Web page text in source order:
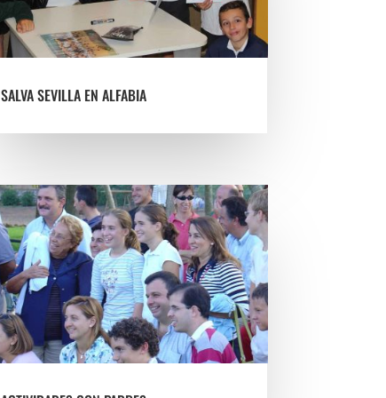
SALVA SEVILLA EN ALFABIA